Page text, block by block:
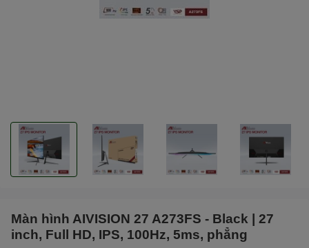
Màn hình AIVISION 27 A273FS - Black | 27
inch, Full HD, IPS, 100Hz, 5ms, phẳng